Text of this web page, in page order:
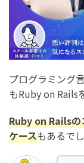
プログラミング
もRuby on Rails
Ruby on Railsの
ケースもあるでし